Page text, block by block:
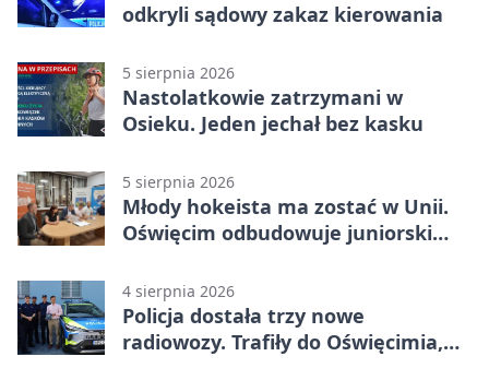
odkryli sądowy zakaz kierowania
5 sierpnia 2026
Nastolatkowie zatrzymani w
Osieku. Jeden jechał bez kasku
5 sierpnia 2026
Młody hokeista ma zostać w Unii.
Oświęcim odbudowuje juniorski
4 sierpnia 2026
Policja dostała trzy nowe
radiowozy. Trafiły do Oświęcimia,